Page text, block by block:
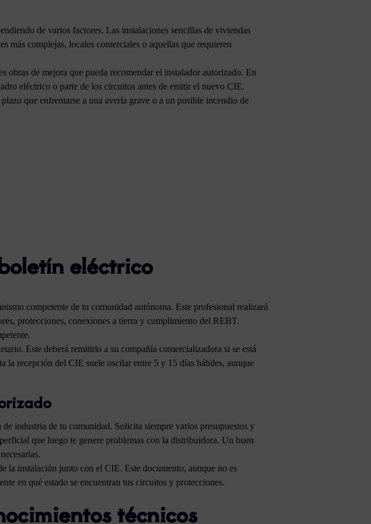
de varios factores. Las instalaciones sencillas de viviendas
más complejas, locales comerciales o aquellas que requieren
de mejora que pueda recomendar el instalador autorizado. En
eléctrico o parte de los circuitos antes de emitir el nuevo CIE.
que enfrentarse a una avería grave o a un posible incendio de
eléctrico
competente de tu comunidad autónoma. Este profesional realizará
protecciones, conexiones a tierra y cumplimiento del REBT.
Este deberá remitirlo a su compañía comercializadora si se está
recepción del CIE suele oscilar entre 5 y 15 días hábiles, aunque
industria de tu comunidad. Solicita siempre varios presupuestos y
que luego te genere problemas con la distribuidora. Un buen
la instalación junto con el CIE. Este documento, aunque no es
en qué estado se encuentran tus circuitos y protecciones.
técnicos